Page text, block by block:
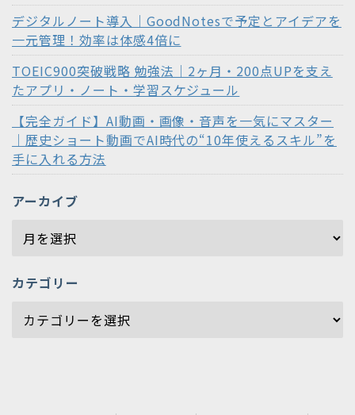
デジタルノート導入｜GoodNotesで予定とアイデアを
一元管理！効率は体感4倍に
TOEIC900突破戦略 勉強法｜2ヶ月・200点UPを支え
たアプリ・ノート・学習スケジュール
【完全ガイド】AI動画・画像・音声を一気にマスター
｜歴史ショート動画でAI時代の“10年使えるスキル”を
手に入れる方法
アーカイブ
カテゴリー